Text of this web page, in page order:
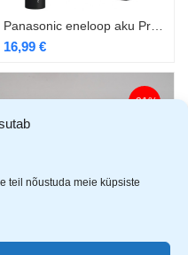
teil nõustuda meie küpsiste
16,99 €
-21%